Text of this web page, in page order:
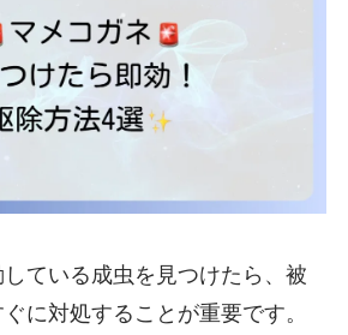
ている成虫を見つけたら、被
に対処することが重要です。